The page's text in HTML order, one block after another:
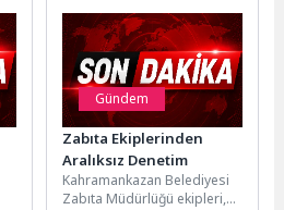
Gündem
Zabıta Ekiplerinden
Aralıksız Denetim
Kahramankazan Belediyesi
Zabıta Müdürlüğü ekipleri,